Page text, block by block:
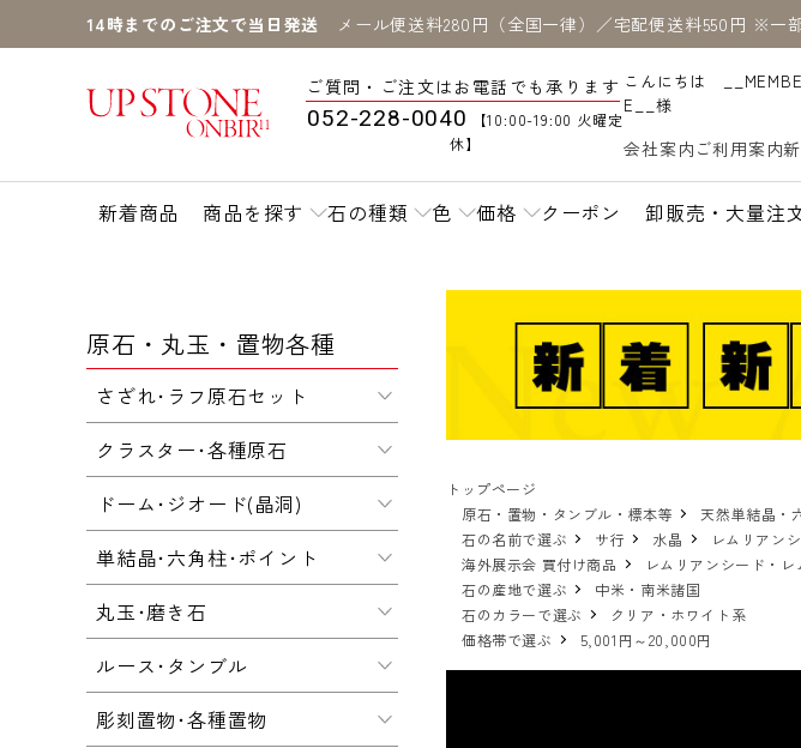
14時までのご注文で当日発送 メール便送料280円（全国一律）／宅配便送料550円 ※一
ご質問・ご注文はお電話でも承ります
052-228-0040
【10:00-19:00 火曜定
休】
こんにちは
E__様
会社案内 ご利用案内
新着商品 商品を探す 石の種類 色 価格 クーポン 卸販売・大量注
トップページ
原石・置物・タンブル・標本等
天然単結晶・
石の名前で選ぶ
サ行 水晶
レムリアン
海外展示会 買付け商品
レムリアンシード・レ
石の産地で選ぶ
中米・南米諸国
石のカラーで選ぶ
クリア・ホワイト系
価格帯で選ぶ
5,001円～20,000円
原石・丸玉・置物各種
さざれ･ラフ原石セット
クラスター･各種原石
ドーム･ジオード(晶洞)
単結晶･六角柱･ポイント
丸玉･磨き石
ルース･タンブル
彫刻置物･各種置物